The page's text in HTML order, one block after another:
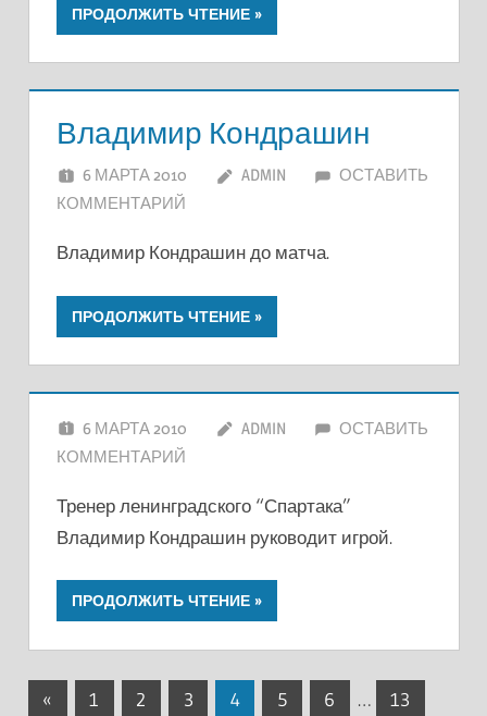
ПРОДОЛЖИТЬ ЧТЕНИЕ
Владимир Кондрашин
6 МАРТА 2010 ADMIN
ОСТАВИТЬ
КОММЕНТАРИЙ
Владимир Кондрашин до матча.
ПРОДОЛЖИТЬ ЧТЕНИЕ
6 МАРТА 2010 ADMIN
ОСТАВИТЬ
КОММЕНТАРИЙ
Тренер ленинградского “Спартака”
Владимир Кондрашин руководит игрой.
ПРОДОЛЖИТЬ ЧТЕНИЕ
Пагинация
« Предыдущие
1 2 3 4 5 6 …
13